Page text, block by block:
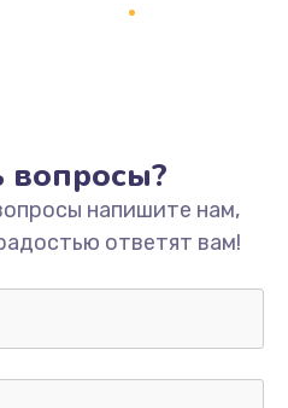
кнопки
руб.
руб.
вопросы?
напишите нам,
ответят вам!